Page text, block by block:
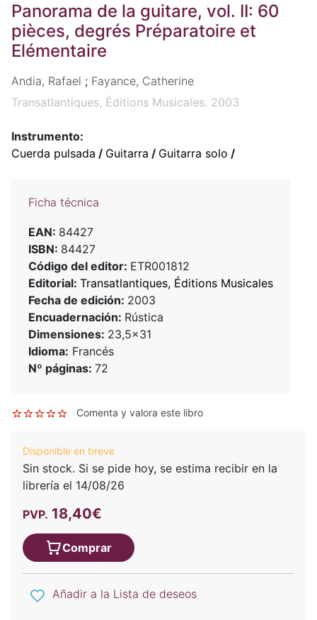
Panorama de la guitare, vol. II: 60
pièces, degrés Préparatoire et
Elémentaire
Andia, Rafael ; Fayance, Catherine
Transatlantiques, Éditions Musicales. 2003
Instrumento:
Cuerda pulsada / Guitarra / Guitarra solo /
Ficha técnica
EAN: 84427
ISBN: 84427
Código del editor: ETR001812
Editorial: Transatlantiques, Éditions Musicales
Fecha de edición: 2003
Encuadernación: Rústica
Dimensiones: 23,5x31
Idioma: Francés
Nº páginas: 72
Comenta y valora este libro
Disponible en breve
Sin stock. Si se pide hoy, se estima recibir en la
librería el 14/08/26
PVP. 18,40€
Comprar
Añadir a la Lista de deseos